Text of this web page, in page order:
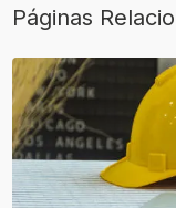
Páginas